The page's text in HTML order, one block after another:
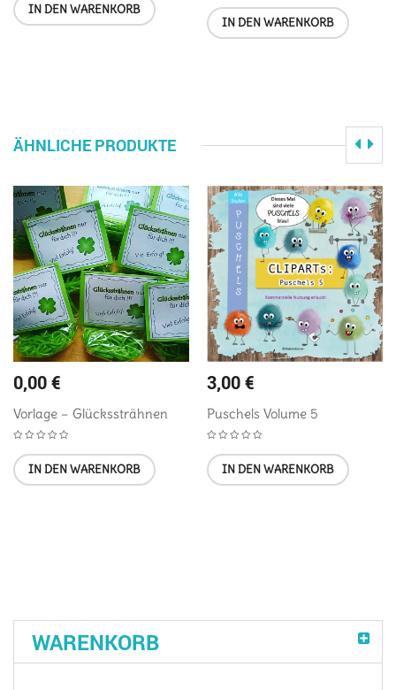
IN DEN WARENKORB
IN DEN WARENKORB
ÄHNLICHE PRODUKTE
0,00€
Vorlage – Glückssträhnen
IN DEN WARENKORB
3,00€
Puschels Volume 5
IN DEN WARENKORB
WARENKORB